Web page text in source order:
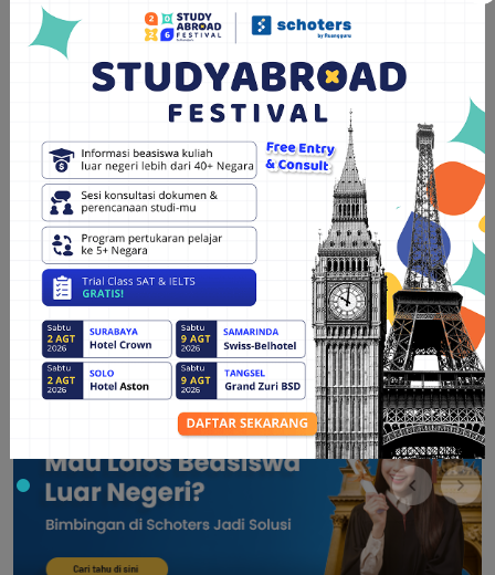
LPDP
dan S3
Persiapkan Kuliah di University of Oxford Sekarang!
Berikut informasi Schoters Bedah Kampus Edisi University of
Oxford. Sejalan dengan fasilitas dan pengalaman belajar yang
luar biasa di University of Oxford, tentunya akan dibarengi
dengan seleksi penerimaannya yang ketat.
Yuk siapkan dirimu dengan tutor alumni University of Oxford
lewat programkonseling kuliah luar negeri dari Schoters.
Klik banner di bawah ini!